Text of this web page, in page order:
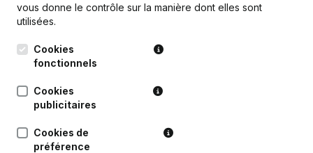
?
Choisissez des informations rapides ou des détails
Recevez des mises à jour sur les développements
importants
Essayer gratuitement Découvrir plus
vous donne le contrôle sur la manière dont elles sont
utilisées.
Cookies
fonctionnels
Cookies
publicitaires
Cookies de
préférence